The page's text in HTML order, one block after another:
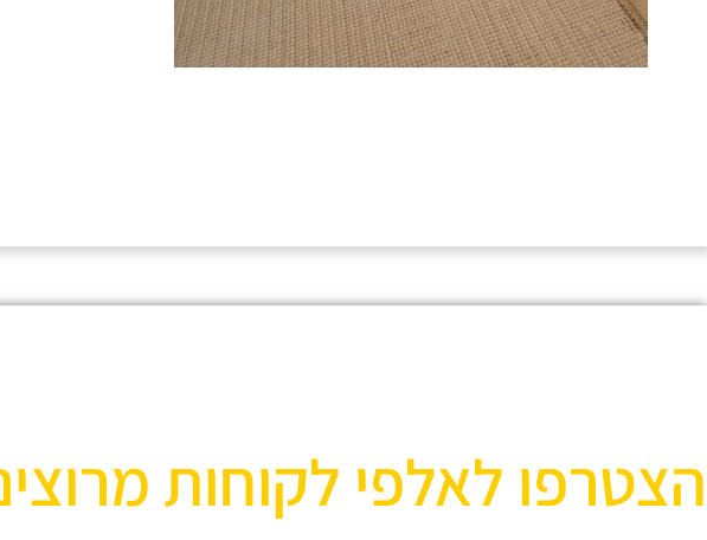
הצטרפו לאלפי לקוחות